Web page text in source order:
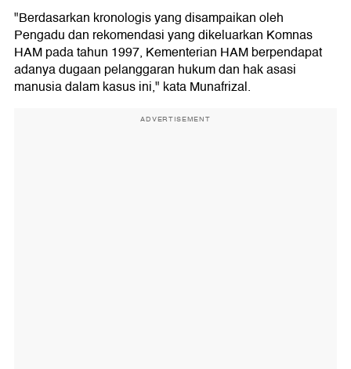
"Berdasarkan kronologis yang disampaikan oleh
Pengadu dan rekomendasi yang dikeluarkan Komnas
HAM pada tahun 1997, Kementerian HAM berpendapat
adanya dugaan pelanggaran hukum dan hak asasi
manusia dalam kasus ini," kata Munafrizal.
ADVERTISEMENT